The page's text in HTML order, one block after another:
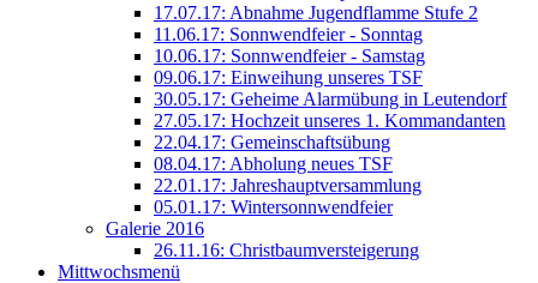
17.07.17: Abnahme Jugendflamme Stufe 2
11.06.17: Sonnwendfeier - Sonntag
10.06.17: Sonnwendfeier - Samstag
09.06.17: Einweihung unseres TSF
30.05.17: Geheime Alarmübung in Leutendorf
27.05.17: Hochzeit unseres 1. Kommandanten
22.04.17: Gemeinschaftsübung
08.04.17: Abholung neues TSF
22.01.17: Jahreshauptversammlung
05.01.17: Wintersonnwendfeier
Galerie 2016
26.11.16: Christbaumversteigerung
Mittwochsmenü